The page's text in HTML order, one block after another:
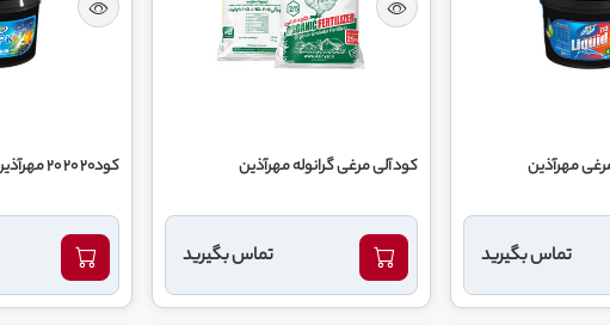
تماس بگیرید
کودآلی مرغی گرانوله مهرآذین
تماس بگیرید
کود20 20 20 مهرآذین